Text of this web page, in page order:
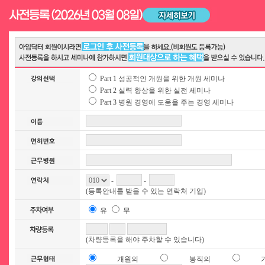
Part 1 성공적인 개원을 위한 개원 세미나
Part 2 실력 향상을 위한 실전 세미나
Part 3 병원 경영에 도움을 주는 경영 세미나
-
-
(등록안내를 받을 수 있는 연락처 기입)
유 무
(차량등록을 해야 주차할 수 있습니다)
개원의 봉직의 기